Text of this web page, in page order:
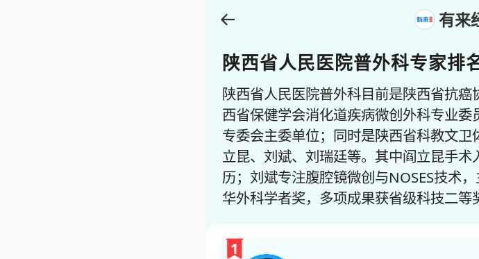
有来
陕西省人民医院普外科专家排
陕西省人民医院普外科目前是陕西省抗
西省保健学会消化道疾病微创外科专业
专委会主委单位；同时是陕西省科教文
立昆、刘斌、刘瑞廷等。其中阎立昆手
历；刘斌专注腹腔镜微创与NOSES技术
华外科学者奖，多项成果获省级科技二等
1